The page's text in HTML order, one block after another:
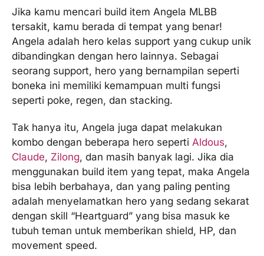
Jika kamu mencari build item Angela MLBB
tersakit, kamu berada di tempat yang benar!
Angela adalah hero kelas support yang cukup unik
dibandingkan dengan hero lainnya. Sebagai
seorang support, hero yang bernampilan seperti
boneka ini memiliki kemampuan multi fungsi
seperti poke, regen, dan stacking.
Tak hanya itu, Angela juga dapat melakukan
kombo dengan beberapa hero seperti Aldous,
Claude, Zilong, dan masih banyak lagi. Jika dia
menggunakan build item yang tepat, maka Angela
bisa lebih berbahaya, dan yang paling penting
adalah menyelamatkan hero yang sedang sekarat
dengan skill “Heartguard” yang bisa masuk ke
tubuh teman untuk memberikan shield, HP, dan
movement speed.